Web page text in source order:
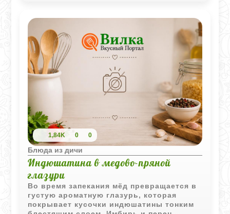
1,84K 0 0
Блюда из дичи
Индюшатина в медово-пряной
глазури
Во время запекания мёд превращается в
густую ароматную глазурь, которая
покрывает кусочки индюшатины тонким